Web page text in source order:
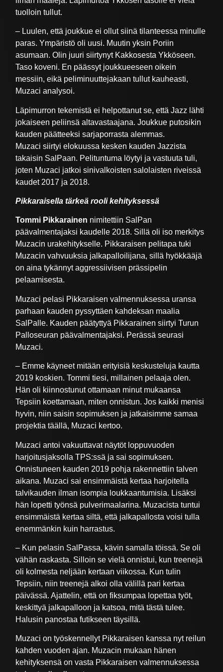
tuolloin tullut.
– Luulen, että joukkue ei ollut siinä tilanteessa minulle
paras. Ympäristö oli uusi. Muutin yksin Poriin
asumaan. Olin juuri siirtynyt Kakkosesta Ykköseen.
Taso koveni. En päässyt joukkueeseen oikein
messiin, eikä peliminuuttejakaan tullut kauheasti,
Muzaci analysoi.
Läpimurron tekemistä ei helpottanut se, että Jazz lähti
jokaiseen peliinsä altavastaajana. Joukkue putosikin
kauden päätteeksi sarjaporrasta alemmas.
Muzaci siirtyi elokuussa kesken kauden Jazzista
takaisin SalPaan. Pelituntuma löytyi ja vastuuta tuli,
joten Muzaci jatkoi sinivalkoisten salolaisten riveissä
kaudet 2017 ja 2018.
Pikkaraisella tärkeä rooli kehityksessä
Tommi Pikkarainen nimitettiin SalPan
päävalmentajaksi kaudelle 2018. Sillä oli iso merkitys
Muzacin urakehitykselle. Pikkaraisen pelitapa tuki
Muzacin vahvuuksia jalkapalloilijana, sillä hyökkääjä
on aina tykännyt aggressiivisen prässipelin
pelaamisesta.
Muzaci pelasi Pikkaraisen valmennuksessa uransa
parhaan kauden pyssyttäen kahdeksan maalia
SalPalle. Kauden päätyttyä Pikkarainen siirtyi Turun
Palloseuran päävalmentajaksi. Perässä seurasi
Muzaci.
– Emme käyneet mitään erityisiä keskusteluja kautta
2019 koskien. Tommi tiesi, millainen pelaaja olen.
Hän oli kiinnostunut ottamaan minut mukaansa
Tepsiin koettamaan, miten onnistun. Jos kaikki menisi
hyvin, niin saisin sopimuksen ja jatkaisimme samaa
projektia täällä, Muzaci kertoo.
Muzaci antoi vakuuttavat näytöt loppuvuoden
harjoitusjaksolla TPS:ssä ja sai sopimuksen.
Onnistuneen kauden 2019 pohja rakennettiin talven
aikana. Muzaci sai ensimmäistä kertaa harjoitella
talvikauden ilman isompia loukkaantumisia. Lisäksi
hän lopetti työnsä pulverimaalarina. Muzacista tuntui
ensimmäistä kertaa siltä, että jalkapallosta voisi tulla
enemmänkin kuin harrastus.
– Kun pelasin SalPassa, kävin samalla töissä. Se oli
vähän raskasta. Silloin se vielä onnistui, kun treenejä
oli kolmesta neljään kertaan viikossa. Kun tulin
Tepsiin, niin treenejä alkoi olla välillä pari kertaa
päivässä. Ajattelin, että on fiksumpaa lopettaa työt,
keskittyä jalkapalloon ja katsoa, mitä tästä tulee.
Halusin panostaa futikseen täysillä.
Muzaci on työskennellyt Pikkaraisen kanssa nyt reilun
kahden vuoden ajan. Muzacin mukaan hänen
kehityksensä on vasta Pikkaraisen valmennuksessa